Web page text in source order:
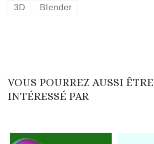
3D Blender
VOUS POURREZ AUSSI ÊTRE
INTÉRESSÉ PAR